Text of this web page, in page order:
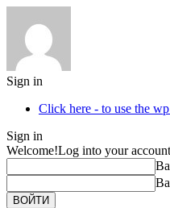
Sign in
Click here - to use the
Sign in
Welcome!Log into your account